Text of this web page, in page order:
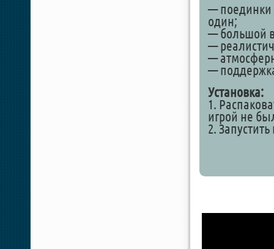
— поединки
один;
— большой
—
—
—
Установка:
1.
игрой не
2. Запустить